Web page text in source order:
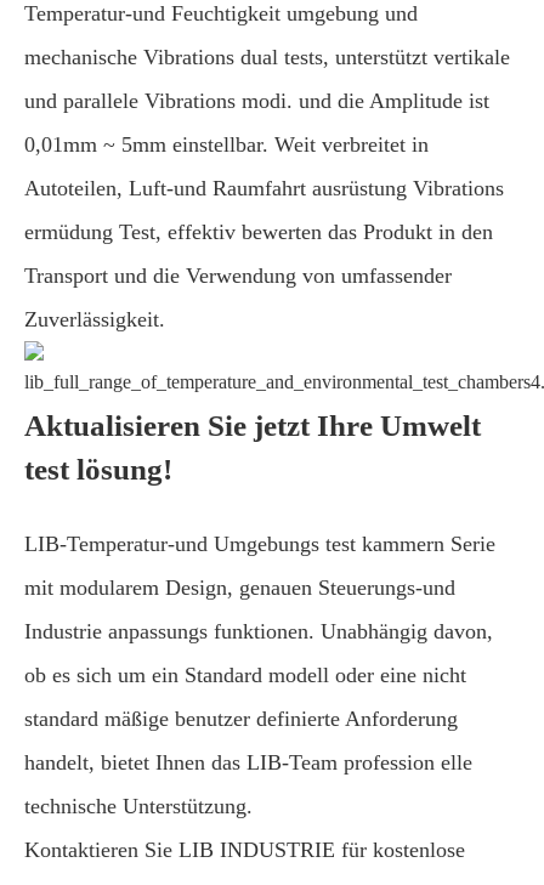
Temperatur-und Feuchtigkeit umgebung und
mechanische Vibrations dual tests, unterstützt vertikale
und parallele Vibrations modi. und die Amplitude ist
0,01mm ~ 5mm einstellbar. Weit verbreitet in
Autoteilen, Luft-und Raumfahrt ausrüstung Vibrations
ermüdung Test, effektiv bewerten das Produkt in den
Transport und die Verwendung von umfassender
Zuverlässigkeit.
Aktualisieren Sie jetzt Ihre Umwelt
test lösung!
LIB-Temperatur-und Umgebungs test kammern Serie
mit modularem Design, genauen Steuerungs-und
Industrie anpassungs funktionen. Unabhängig davon,
ob es sich um ein Standard modell oder eine nicht
standard mäßige benutzer definierte Anforderung
handelt, bietet Ihnen das LIB-Team profession elle
technische Unterstützung.
Kontaktieren Sie LIB INDUSTRIE für kostenlose